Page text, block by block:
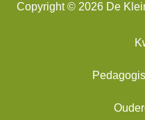
Copyright © 2026 De